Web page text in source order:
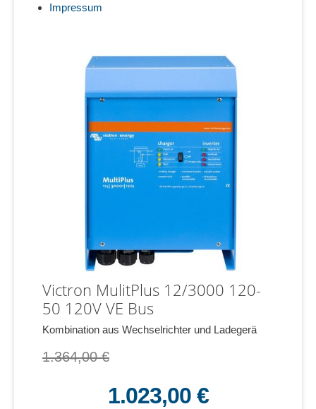
Impressum
Victron MulitPlus 12/3000 120-
50 120V VE Bus
Kombination aus Wechselrichter und Ladegerä
1.364,00 €
1.023,00 €